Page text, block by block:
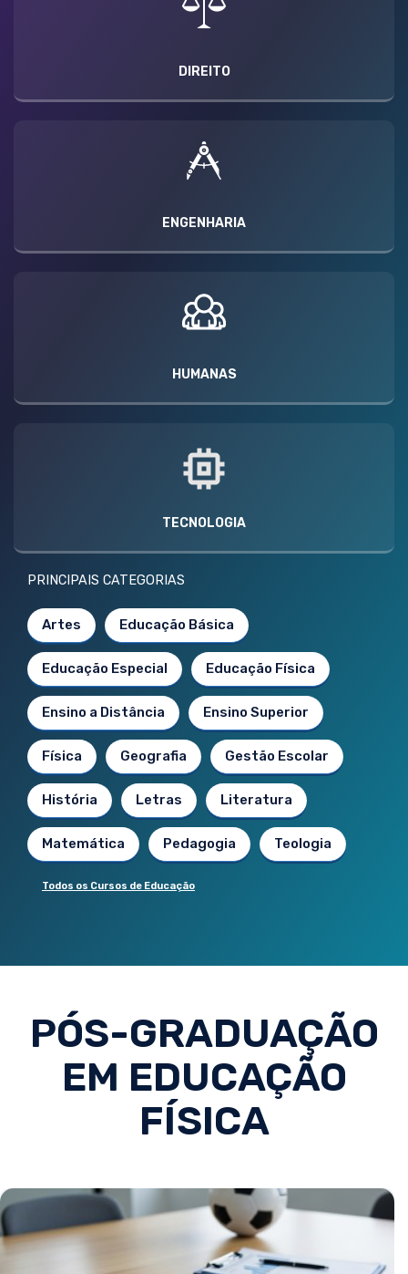
DIREITO
ENGENHARIA
HUMANAS
TECNOLOGIA
PRINCIPAIS CATEGORIAS
Artes Educação Básica
Educação Especial Educação Física
Ensino a Distância Ensino Superior
Física Geografia Gestão Escolar
História Letras Literatura
Matemática Pedagogia Teologia
Todos os Cursos de Educação
PÓS-GRADUAÇÃO
EM EDUCAÇÃO
FÍSICA